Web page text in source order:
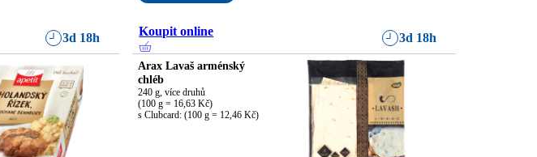
3d 18h Koupit online 3d 18h
Arax Lavaš arménský
chléb
240 g, více druhů
(100 g = 16,63 Kč)
s Clubcard: (100 g = 12,46 Kč)